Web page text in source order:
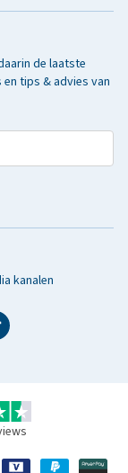
de laatste
tips & advies van
kanalen